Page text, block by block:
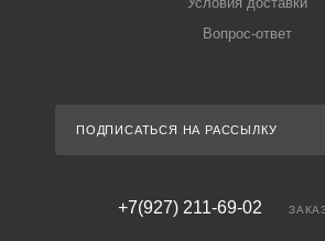
Вопрос-ответ
ПОДПИСАТЬСЯ НА РАССЫЛКУ
+7(927) 211-69-02